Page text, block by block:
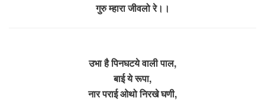
गुरु म्हारा जीवलो रे।।
उभा है पिनघटये वाली पाल,
बाई ये रूपा,
नार पराई ओथो निरखे घणी,